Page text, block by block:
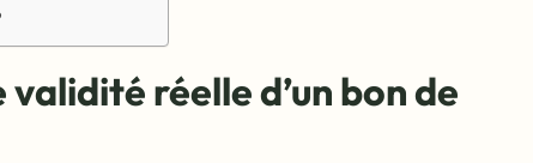
réelle d’un bon de